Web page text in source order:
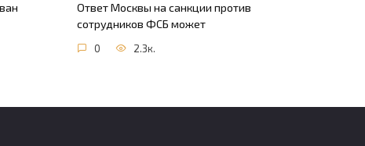
Ответ Москвы на санкции против
сотрудников ФСБ может
0 2.3к.